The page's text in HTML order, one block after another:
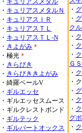
・ キュリアスメタルＮ
・ キュリアスＩＲ
・ キュリアスＴＬ
・ キュリアスＴＬ-N
・ きよがみ ＊
・極光 ＊
・ きらびき
・ きらびききよがみ
・綺羅ベールV
・ ギルエッセ
・ギルエッセスムース
・ギルクレストボンド
・ ギルテック
・ ギルバートオックス
・
・
ク
・
・
・
ＧＳ
・
・
・
・
・
グ
・